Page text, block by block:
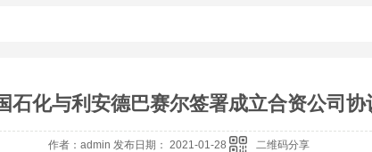
石化与利安德巴赛尔签署成立合资公司协
作者：admin 发布日期： 2021-01-28 二维码分享